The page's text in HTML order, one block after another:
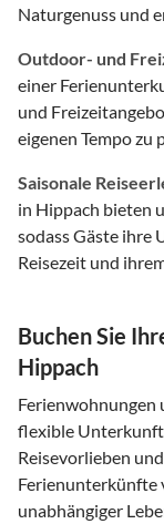
Naturgenuss und
Outdoor- und
einer
und
eigenen Tempo zu
Saisonale
in Hippach bieten
sodass Gäste ihre
Reisezeit und
Buchen Sie
Hippach
Ferienwohnungen
flexible
Reisevorlieben
Ferienunterkünfte
unabhängiger